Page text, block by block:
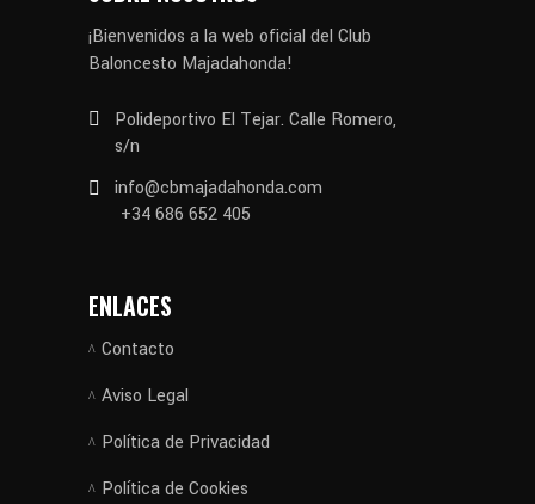
¡Bienvenidos a la web oficial del Club
Baloncesto Majadahonda!
Polideportivo El Tejar. Calle Romero,
s/n
info@cbmajadahonda.com
+34 686 652 405
ENLACES
Contacto
Aviso Legal
Política de Privacidad
Política de Cookies